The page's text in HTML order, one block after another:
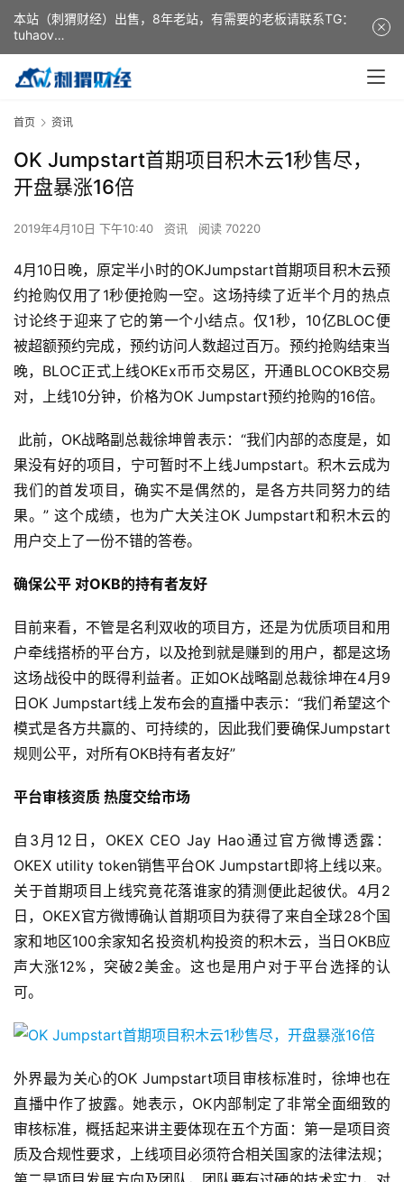
首页 资讯
OK Jumpstart首期项目积木云1秒售尽，
开盘暴涨16倍
2019年4月10日 下午10:40 资讯 阅读 70220
4月10日晚，原定半小时的OKJumpstart首期项目积木云预
约抢购仅用了1秒便抢购一空。这场持续了近半个月的热点
讨论终于迎来了它的第一个小结点。仅1秒，10亿BLOC便
被超额预约完成，预约访问人数超过百万。预约抢购结束当
晚，BLOC正式上线OKEx币币交易区，开通BLOCOKB交易
对，上线10分钟，价格为OK Jumpstart预约抢购的16倍。
此前，OK战略副总裁徐坤曾表示：“我们内部的态度是，如
果没有好的项目，宁可暂时不上线Jumpstart。积木云成为
我们的首发项目，确实不是偶然的，是各方共同努力的结
果。” 这个成绩，也为广大关注OK Jumpstart和积木云的
用户交上了一份不错的答卷。
确保公平 对OKB的持有者友好
目前来看，不管是名利双收的项目方，还是为优质项目和用
户牵线搭桥的平台方，以及抢到就是赚到的用户，都是这场
这场战役中的既得利益者。正如OK战略副总裁徐坤在4月9
日OK Jumpstart线上发布会的直播中表示：“我们希望这个
模式是各方共赢的、可持续的，因此我们要确保Jumpstart
规则公平，对所有OKB持有者友好”
平台审核资质 热度交给市场
自3月12日，OKEX CEO Jay Hao通过官方微博透露：
OKEX utility token销售平台OK Jumpstart即将上线以来。
关于首期项目上线究竟花落谁家的猜测便此起彼伏。4月2
日，OKEX官方微博确认首期项目为获得了来自全球28个国
家和地区100余家知名投资机构投资的积木云，当日OKB应
声大涨12%，突破2美金。这也是用户对于平台选择的认
可。
外界最为关心的OK Jumpstart项目审核标准时，徐坤也在
直播中作了披露。她表示，OK内部制定了非常全面细致的
审核标准，概括起来讲主要体现在五个方面：第一是项目资
质及合规性要求，上线项目必须符合相关国家的法律法规；
本站（刺猬财经）出售，8年老站，有需要的老板请联系TG：
tuhaov
This website (ciweicaijing) is for sale. It is a 8-year-old
website. If you need it, please contact TG: tuhaov